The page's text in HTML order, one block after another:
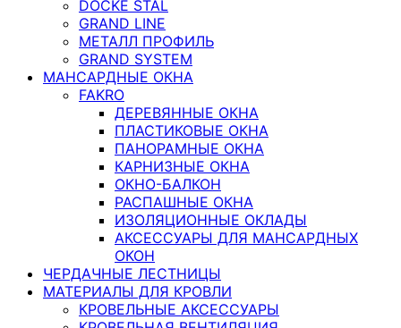
DOCKE STAL
GRAND LINE
МЕТАЛЛ ПРОФИЛЬ
GRAND SYSTEM
МАНСАРДНЫЕ ОКНА
FAKRO
ДЕРЕВЯННЫЕ ОКНА
ПЛАСТИКОВЫЕ ОКНА
ПАНОРАМНЫЕ ОКНА
КАРНИЗНЫЕ ОКНА
ОКНО-БАЛКОН
РАСПАШНЫЕ ОКНА
ИЗОЛЯЦИОННЫЕ ОКЛАДЫ
АКСЕССУАРЫ ДЛЯ МАНСАРДНЫХ
ОКОН
ЧЕРДАЧНЫЕ ЛЕСТНИЦЫ
МАТЕРИАЛЫ ДЛЯ КРОВЛИ
КРОВЕЛЬНЫЕ АКСЕССУАРЫ